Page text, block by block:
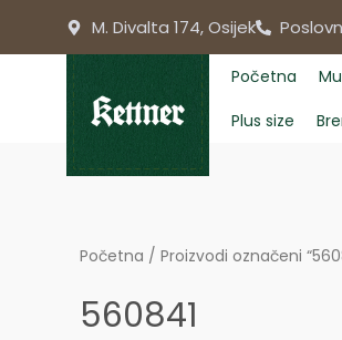
M. Divalta 174, Osijek
Početna
Plus size
Početna / Proizvodi označeni
560841